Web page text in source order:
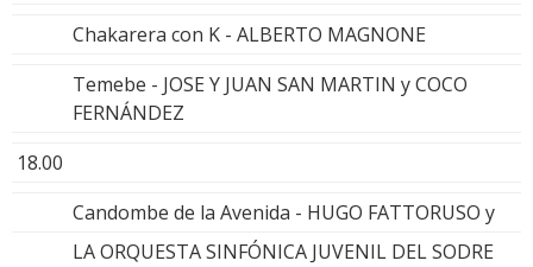
Chakarera con K - ALBERTO MAGNONE
Temebe - JOSE Y JUAN SAN MARTIN y COCO
FERNÁNDEZ
18.00
Candombe de la Avenida - HUGO FATTORUSO y
LA ORQUESTA SINFÓNICA JUVENIL DEL SODRE